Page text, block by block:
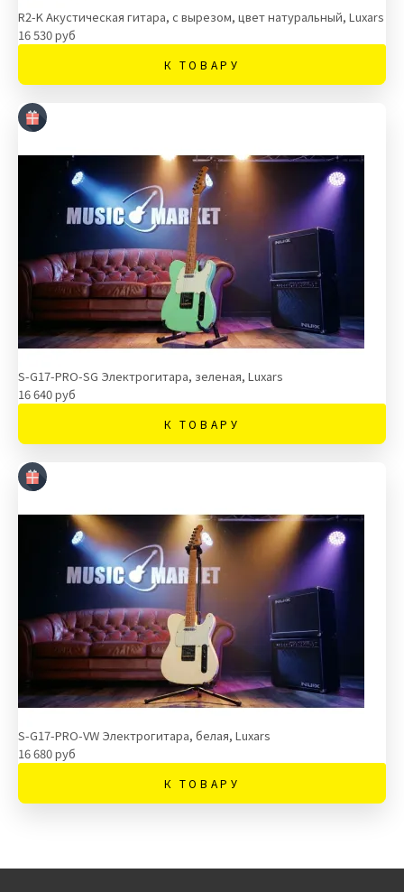
R2-K Акустическая гитара, с вырезом, цвет натуральный, Luxars
16 530 руб
К ТОВАРУ
S-G17-PRO-SG Электрогитара, зеленая, Luxars
16 640 руб
К ТОВАРУ
S-G17-PRO-VW Электрогитара, белая, Luxars
16 680 руб
К ТОВАРУ